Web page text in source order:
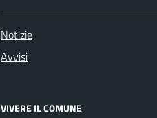
Notizie
Avvisi
VIVERE IL COMUNE